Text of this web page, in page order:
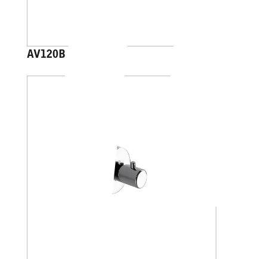
AV120B